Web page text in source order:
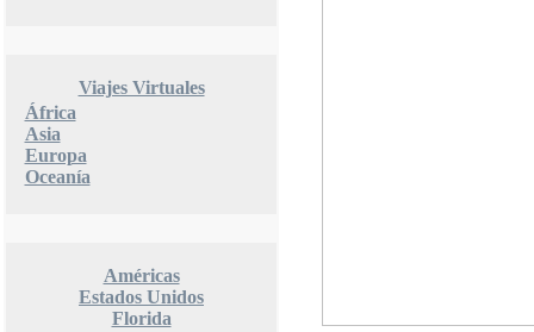
Viajes Virtuales
África
Asia
Europa
Oceanía
Américas
Estados Unidos
Florida